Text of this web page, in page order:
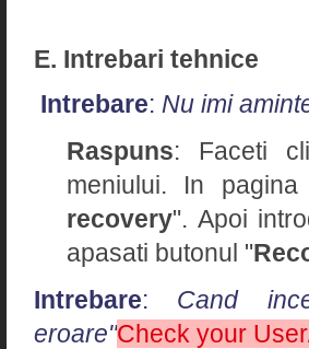
E. Intrebari tehnice
Intrebare: Nu imi
Raspuns: Faceti
meniului. In
recovery". Apoi
apasati butonul "
Intrebare: Cand
eroare"Check your